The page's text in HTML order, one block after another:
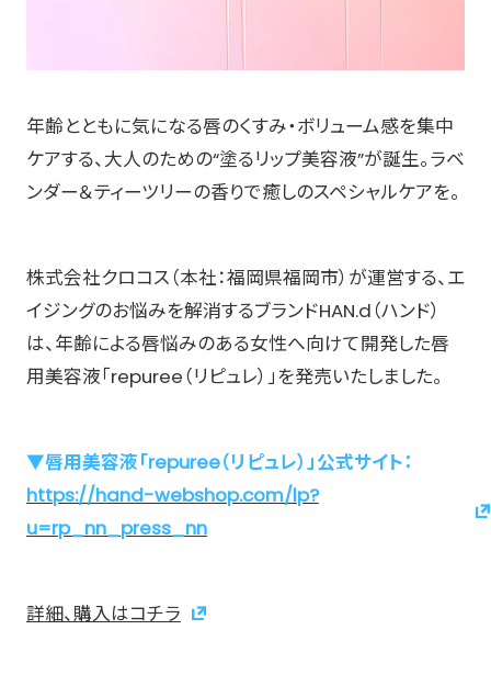
年齢とともに気になる唇のくすみ・ボリューム感を集中
ケアする、大人のための“塗るリップ美容液”が誕生。ラベ
ンダー＆ティーツリーの香りで癒しのスペシャルケアを。
株式会社クロコス（本社：福岡県福岡市）が運営する、エ
イジングのお悩みを解消するブランドHAN.d（ハンド）
は、年齢による唇悩みのある女性へ向けて開発した唇
用美容液「repuree（リピュレ）」を発売いたしました。
▼唇用美容液「repuree（リピュレ）」公式サイト：
https://hand-webshop.com/lp?
u=rp_nn_press_nn
詳細、購入はコチラ